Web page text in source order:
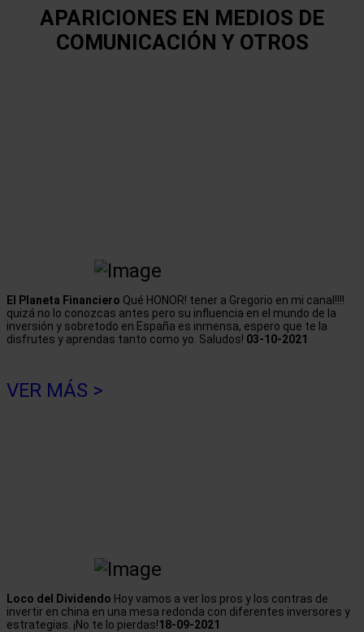
COMPRAR
FORUM
APARICIONES EN MEDIOS DE
COMUNICACIÓN Y OTROS
El Planeta Financiero Qué HONOR! tener a Gregorio en mi canal!!!!
quizá no lo conozcas antes pero su influencia en el mundo de la
inversión y sobretodo en España es inmensa, espero que te la
disfrutes y aprendas tanto como yo. Saludos! 03-10-2021
VER MÁS >
Loco del Dividendo Hoy vamos a ver los pros y los contras de
invertir en china en una mesa redonda con diferentes inversores y
estrategias. ¡No te lo pierdas!18-09-2021